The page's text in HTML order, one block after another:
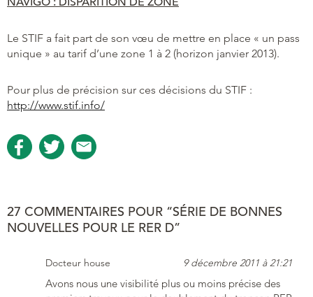
Le STIF a fait part de son vœu de mettre en place « un pass
unique » au tarif d’une zone 1 à 2 (horizon janvier 2013).
Pour plus de précision sur ces décisions du STIF :
http://www.stif.info/
27 COMMENTAIRES POUR “SÉRIE DE BONNES
NOUVELLES POUR LE RER D”
Docteur house 9 décembre 2011 à 21:21
Avons nous une visibilité plus ou moins précise des